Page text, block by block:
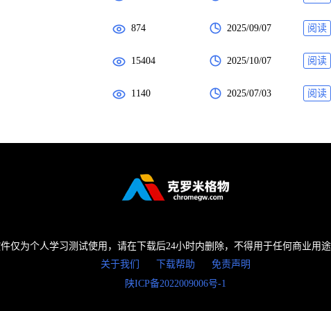
874 2025/09/07 阅读
15404 2025/10/07 阅读
1140 2025/07/03 阅读
仅为个人学习测试使用，请在下载后24小时内删除，不得用于任何商业用途
关于我们
下载帮助
免责声明
陕ICP备2022009006号-1